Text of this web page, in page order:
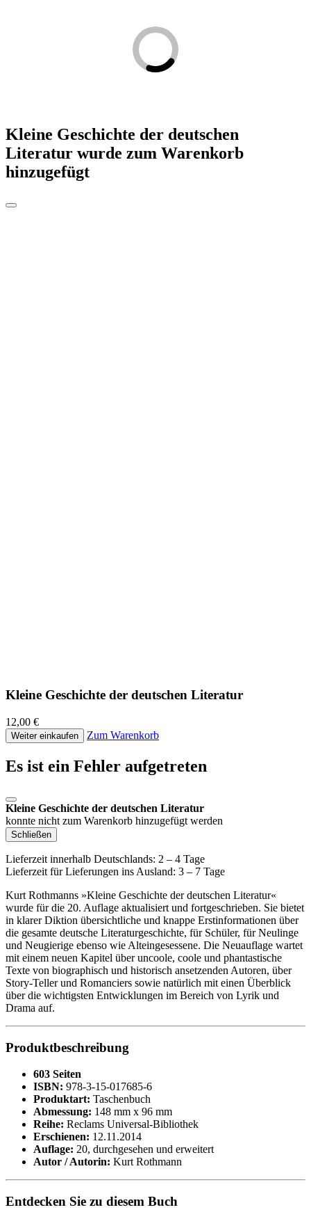
Kleine Geschichte der deutschen
Literatur wurde zum Warenkorb
hinzugefügt
Kleine Geschichte der deutschen Literatur
12,00 €
Weiter einkaufen Zum Warenkorb
Es ist ein Fehler aufgetreten
Kleine Geschichte der deutschen Literatur
konnte nicht zum Warenkorb hinzugefügt werden
Schließen
Lieferzeit innerhalb Deutschlands: 2 – 4 Tage
Lieferzeit für Lieferungen ins Ausland: 3 – 7 Tage
Kurt Rothmanns »Kleine Geschichte der deutschen Literatur«
wurde für die 20. Auflage aktualisiert und fortgeschrieben. Sie bietet
in klarer Diktion übersichtliche und knappe Erstinformationen über
die gesamte deutsche Literaturgeschichte, für Schüler, für Neulinge
und Neugierige ebenso wie Alteingesessene. Die Neuauflage wartet
mit einem neuen Kapitel über uncoole, coole und phantastische
Texte von biographisch und historisch ansetzenden Autoren, über
Story-Teller und Romanciers sowie natürlich mit einen Überblick
über die wichtigsten Entwicklungen im Bereich von Lyrik und
Drama auf.
Produktbeschreibung
603 Seiten
ISBN: 978-3-15-017685-6
Produktart: Taschenbuch
Abmessung: 148 mm x 96 mm
Reihe: Reclams Universal-Bibliothek
Erschienen: 12.11.2014
Auflage: 20, durchgesehen und erweitert
Autor / Autorin: Kurt Rothmann
Entdecken Sie zu diesem Buch